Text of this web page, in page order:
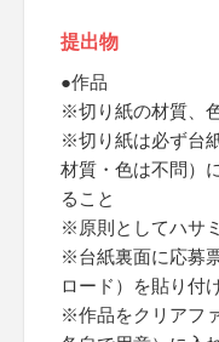
提出物
●作品
※切り紙の材質、
※切り紙は必ず台
材質・色は不問）
ること
※原則としてハサ
※台紙裏面に応募
ロード）を貼り付
※作品をクリアフ